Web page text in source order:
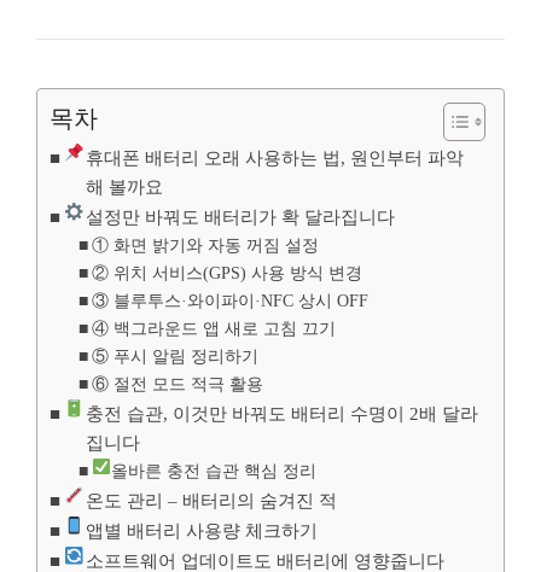
목차
휴대폰 배터리 오래 사용하는 법, 원인부터 파악
해 볼까요
설정만 바꿔도 배터리가 확 달라집니다
① 화면 밝기와 자동 꺼짐 설정
② 위치 서비스(GPS) 사용 방식 변경
③ 블루투스·와이파이·NFC 상시 OFF
④ 백그라운드 앱 새로 고침 끄기
⑤ 푸시 알림 정리하기
⑥ 절전 모드 적극 활용
충전 습관, 이것만 바꿔도 배터리 수명이 2배 달라
집니다
올바른 충전 습관 핵심 정리
온도 관리 – 배터리의 숨겨진 적
앱별 배터리 사용량 체크하기
소프트웨어 업데이트도 배터리에 영향줍니다